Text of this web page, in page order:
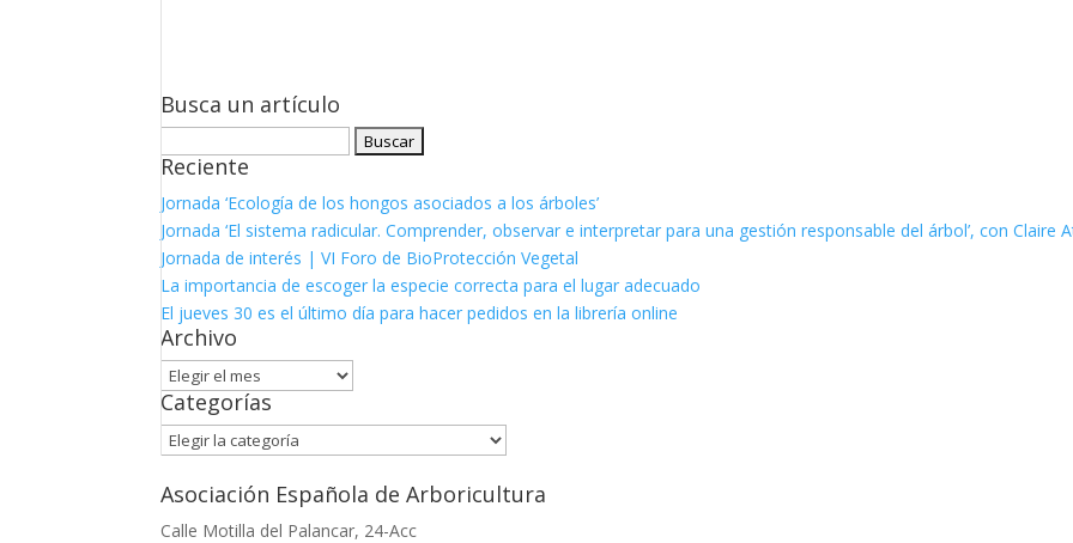
Busca un artículo
Reciente
Jornada ‘Ecología de los hongos asociados a los árboles’
Jornada ‘El sistema radicular. Comprender, observar e interpretar para una gestión responsable del árbol’, con Claire
Jornada de interés | VI Foro de BioProtección Vegetal
La importancia de escoger la especie correcta para el lugar adecuado
El jueves 30 es el último día para hacer pedidos en la librería online
Archivo
Archivo
Categorías
Categorías
Asociación Española de Arboricultura
Calle Motilla del Palancar, 24-Acc